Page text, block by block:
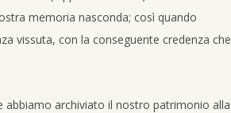
memoria nasconda; così quando
vissuta, con la conseguente credenza che
abbiamo archiviato il nostro patrimonio alla